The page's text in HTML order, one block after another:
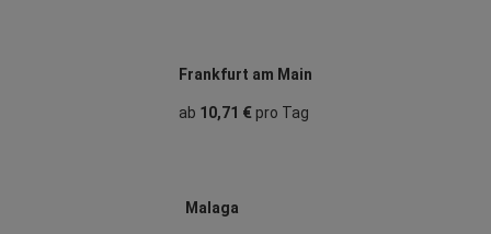
Frankfurt am Main
ab 10,71 € pro Tag
Malaga